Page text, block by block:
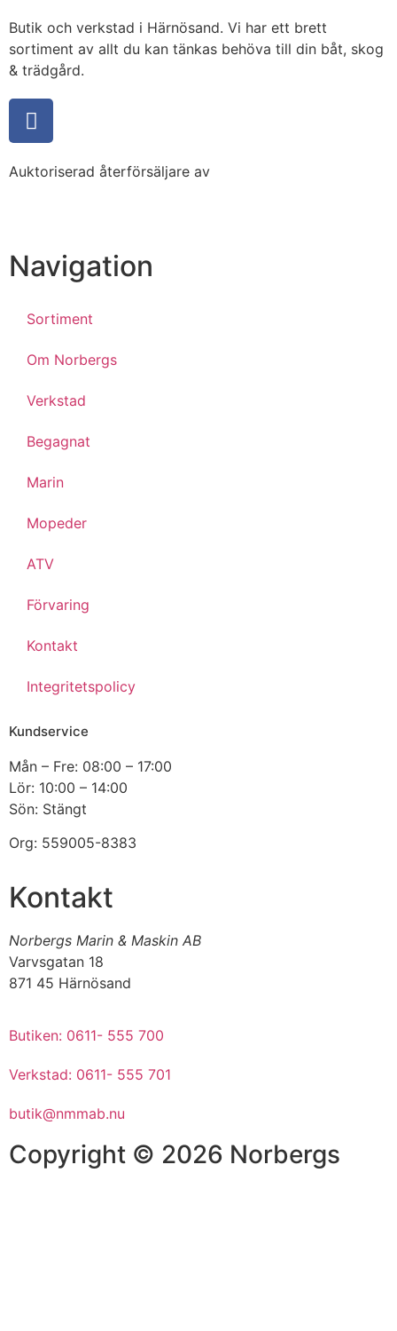
Butik och verkstad i Härnösand. Vi har ett brett
sortiment av allt du kan tänkas behöva till din båt, skog
& trädgård.
Auktoriserad återförsäljare av
Navigation
Sortiment
Om Norbergs
Verkstad
Begagnat
Marin
Mopeder
ATV
Förvaring
Kontakt
Integritetspolicy
Kundservice
Mån – Fre: 08:00 – 17:00
Lör: 10:00 – 14:00
Sön: Stängt
Org: 559005-8383
Kontakt
Norbergs Marin & Maskin AB
Varvsgatan 18
871 45 Härnösand
Butiken: 0611- 555 700
Verkstad: 0611- 555 701
butik@nmmab.nu
Copyright © 2026 Norbergs